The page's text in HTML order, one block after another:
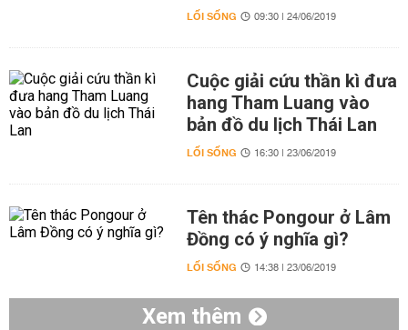
LỐI SỐNG 09:30 | 24/06/2019
Cuộc giải cứu thần kì đưa
hang Tham Luang vào
bản đồ du lịch Thái Lan
LỐI SỐNG 16:30 | 23/06/2019
Tên thác Pongour ở Lâm
Đồng có ý nghĩa gì?
LỐI SỐNG 14:38 | 23/06/2019
Xem thêm